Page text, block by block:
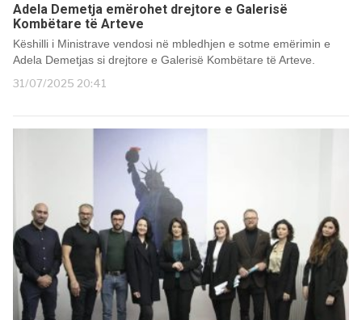
Adela Demetja emërohet drejtore e Galerisë
Kombëtare të Arteve
Këshilli i Ministrave vendosi në mbledhjen e sotme emërimin e
Adela Demetjas si drejtore e Galerisë Kombëtare të Arteve.
31/07/2025 20:41